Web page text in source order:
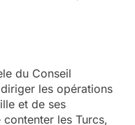
du Conseil
les opérations
et de ses
contenter les Turcs,